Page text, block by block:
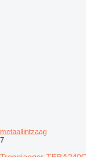
metaallintzaag
7